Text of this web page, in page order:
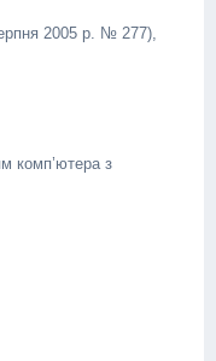
2005 р. № 277),
комп’ютера з